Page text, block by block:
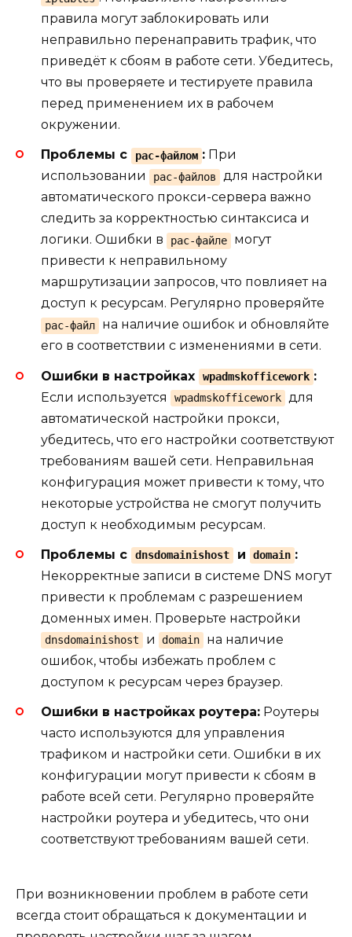
правила могут заблокировать или
неправильно перенаправить трафик, что
приведёт к сбоям в работе сети. Убедитесь,
что вы проверяете и тестируете правила
перед применением их в рабочем
окружении.
Проблемы с pac-файлом :При
использовании
pac-файлов
для настройки
автоматического прокси-сервера важно
следить за корректностью синтаксиса и
логики. Ошибки в
pac-файле
могут
привести к неправильному
маршрутизации запросов, что повлияет на
доступ к ресурсам. Регулярно проверяйте
pac-файл
на наличие ошибок и обновляйте
его в соответствии с изменениями в сети.
Ошибки в настройках wpadmskofficework :
Если используется
wpadmskofficework
для
автоматической настройки прокси,
убедитесь, что его настройки соответствуют
требованиям вашей сети. Неправильная
конфигурация может привести к тому, что
некоторые устройства не смогут получить
доступ к необходимым ресурсам.
Проблемы с dnsdomainishost и domain :
Некорректные записи в системе DNS могут
привести к проблемам с разрешением
доменных имен. Проверьте настройки
dnsdomainishost и domain
на наличие
ошибок, чтобы избежать проблем с
доступом к ресурсам через браузер.
Ошибки в настройках роутера: Роутеры
часто используются для управления
трафиком и настройки сети. Ошибки в их
конфигурации могут привести к сбоям в
работе всей сети. Регулярно проверяйте
настройки роутера и убедитесь, что они
соответствуют требованиям вашей сети.
При возникновении проблем в работе сети
всегда стоит обращаться к документации и